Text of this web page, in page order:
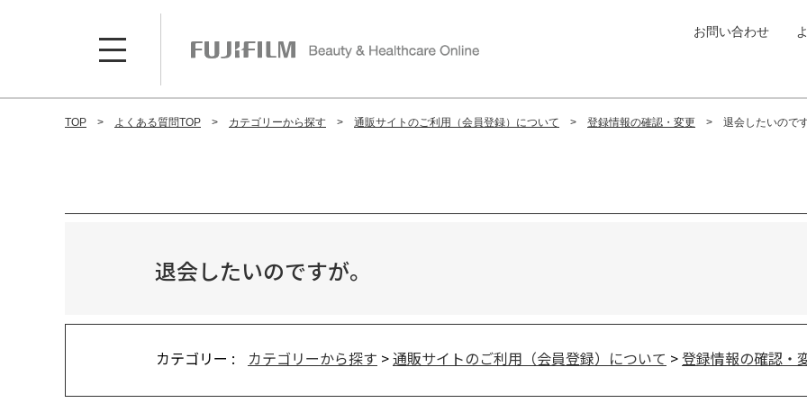
お問い合わせ
TOP よくある質問TOP カテゴリーから探す 通販サイトのご利用（会員登録）について 登録情報の確認・変更 退会したいのです
退会したいのですが。
カテゴリー : カテゴリーから探す >通販サイトのご利用（会員登録）について >登録情報の確認・